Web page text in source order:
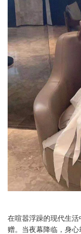
在喧嚣浮躁的现代生
赠。当夜幕降临，身